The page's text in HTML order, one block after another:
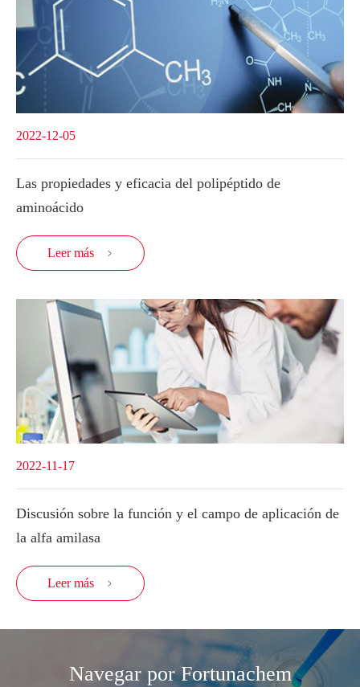
2022-12-05
Las propiedades y eficacia del polipéptido de
aminoácido
Leer más 
2022-11-17
Discusión sobre la función y el campo de aplicación de
la alfa amilasa
Leer más 
Navegar por Fortunachem